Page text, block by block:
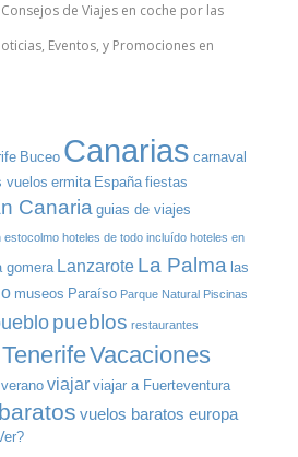
Consejos de Viajes en coche por las
Eventos, y Promociones en
Buceo Canarias carnaval
vuelos ermita España fiestas
Canaria guias de viajes
estocolmo hoteles de todo incluído hoteles en
gomera Lanzarote La Palma las
museos Paraíso Parque Natural Piscinas
pueblos restaurantes
TenerifeVacaciones
verano viajar viajar a Fuerteventura
vuelos baratos europa